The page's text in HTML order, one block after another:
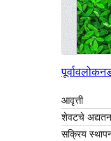
पूर्वावलोकन
आवृत्ती
शेवटचे अद्यतन
सक्रिय